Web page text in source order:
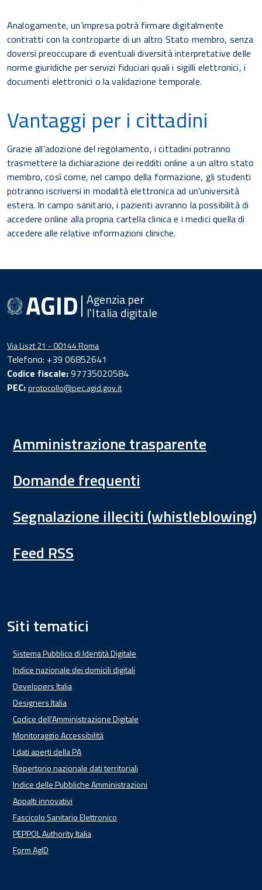
Analogamente, un’impresa potrà firmare digitalmente
contratti con la controparte di un altro Stato membro, senza
doversi preoccupare di eventuali diversità interpretative delle
norme giuridiche per servizi fiduciari quali i sigilli elettronici, i
documenti elettronici o la validazione temporale.
Vantaggi per i cittadini
Grazie all’adozione del regolamento, i cittadini potranno
trasmettere la dichiarazione dei redditi online a un altro stato
membro, così come, nel campo della formazione, gli studenti
potranno iscriversi in modalità elettronica ad un’università
estera. In campo sanitario, i pazienti avranno la possibilità di
accedere online alla propria cartella clinica e i medici quella di
accedere alle relative informazioni cliniche.
Agenzia per
l'Italia digitale
Via Liszt 21 - 00144 Roma
Telefono: +39 06852641
Codice fiscale:97735020584
PEC:protocollo@pec.agid.gov.it
Amministrazione trasparente
Domande frequenti
Segnalazione illeciti (whistleblowing)
Feed RSS
Siti tematici
Sistema Pubblico di Identità Digitale
Indice nazionale dei domicili digitali
Developers Italia
Designers Italia
Codice dell'Amministrazione Digitale
Monitoraggio Accessibilità
I dati aperti della PA
Repertorio nazionale dati territoriali
Indice delle Pubbliche Amministrazioni
Appalti innovativi
Fascicolo Sanitario Elettronico
PEPPOL Authority Italia
Form AgID